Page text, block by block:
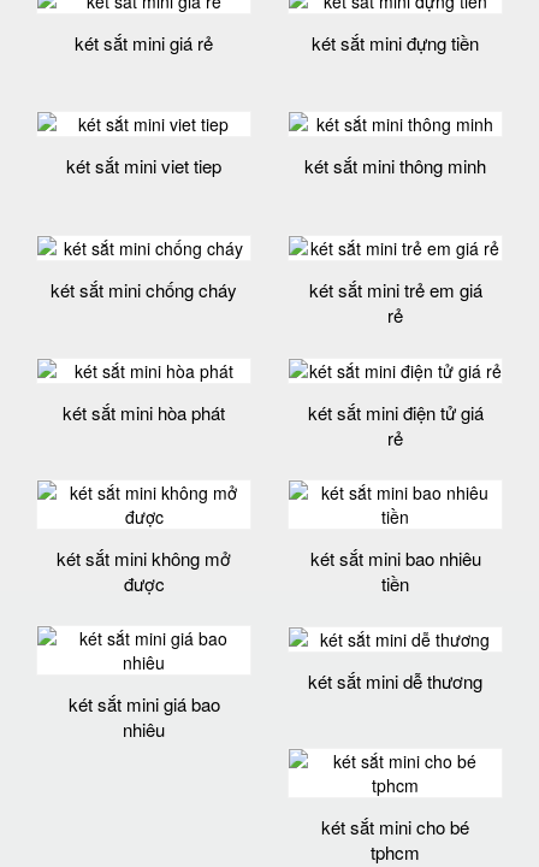
két sắt mini giá rẻ két sắt mini đựng tiền
két sắt mini viet tiep két sắt mini thông minh
két sắt mini chống cháy
két sắt mini trẻ em giá
rẻ
két sắt mini hòa phát
két sắt mini điện tử giá
rẻ
két sắt mini không mở
được
két sắt mini bao nhiêu
tiền
két sắt mini giá bao
nhiêu
két sắt mini dễ thương
két sắt mini cho bé
tphcm